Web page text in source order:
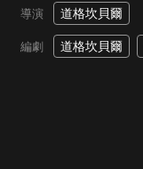
導演 道格坎貝爾
編劇 道格坎貝爾